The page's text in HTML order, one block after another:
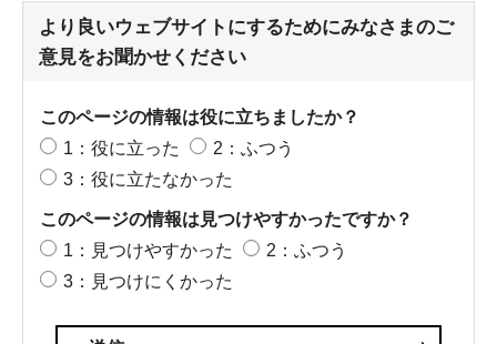
より良いウェブサイトにするためにみなさまのご
意見をお聞かせください
このページの情報は役に立ちましたか？
1：役に立った
2：ふつう
3：役に立たなかった
このページの情報は見つけやすかったですか？
1：見つけやすかった
2：ふつう
3：見つけにくかった